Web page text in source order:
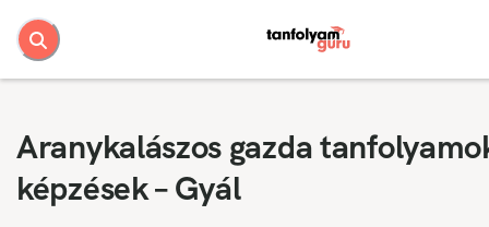
Aranykalászos gazda
képzések – Gyál